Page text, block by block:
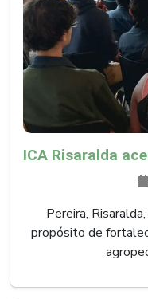
Pereira,
propósito de